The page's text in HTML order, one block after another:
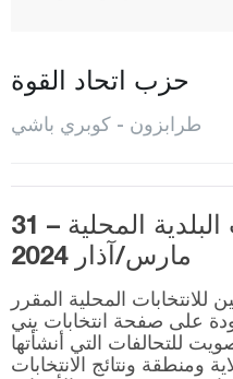
ديرين بازاري
هايرات
كوبري باشي
ماشكا
أوف
أورطا حصار
شالي بازاري
حزب اتحاد القوة
طرابزون - كوبري باشي
المرشحون للانتخابات البلدية المحلية – 31
مارس/آذار 2024
للانتخابات المحلية المقرر
موجودة على صفحة انتخابات يني
للتحالفات التي أنشأتها
التركية في 81 ولاية ومنطقة ونتائج الانتخابات